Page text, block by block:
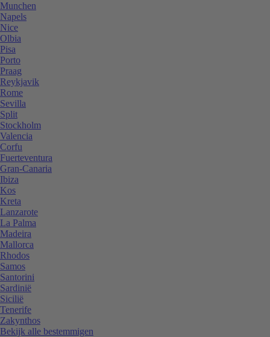
Munchen
Napels
Nice
Olbia
Pisa
Porto
Praag
Reykjavik
Rome
Sevilla
Split
Stockholm
Valencia
Corfu
Fuerteventura
Gran-Canaria
Ibiza
Kos
Kreta
Lanzarote
La Palma
Madeira
Mallorca
Rhodos
Samos
Santorini
Sardinië
Sicilië
Tenerife
Zakynthos
Bekijk alle bestemmigen